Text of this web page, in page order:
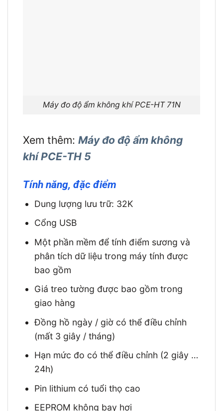
Máy đo độ ẩm không khí PCE-HT 71N
Xem thêm: Máy đo độ ẩm không
khí PCE-TH 5
Tính năng, đặc điểm
Dung lượng lưu trữ: 32K
Cổng USB
Một phần mềm để tính điểm sương và
phân tích dữ liệu trong máy tính được
bao gồm
Giá treo tường được bao gồm trong
giao hàng
Đồng hồ ngày / giờ có thể điều chỉnh
(mất 3 giây / tháng)
Hạn mức đo có thể điều chỉnh (2 giây …
24h)
Pin lithium có tuổi thọ cao
EEPROM không bay hơi